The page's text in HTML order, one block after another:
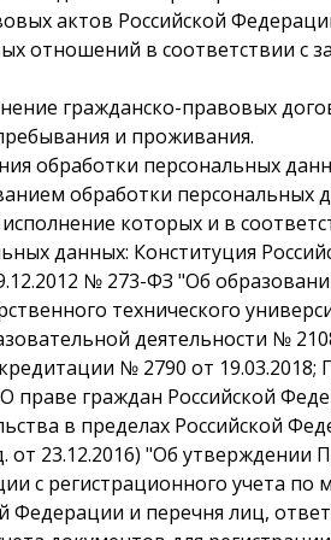
актов Российской
отношений в соответствии с
гражданско-правовых
и проживания.
обработки персональных
обработки персональных
которых и в
данных: Конституция
№ 273-ФЗ "Об
технического
деятельности №
№ 2790 от
праве граждан Российской
в пределах Российской
от 23.12.2016) "Об утверждении
с регистрационного учета по
Федерации и перечня лиц,